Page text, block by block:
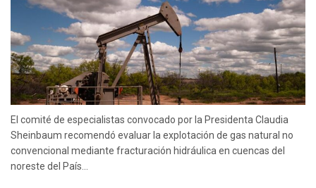
El comité de especialistas convocado por la Presidenta Claudia
Sheinbaum recomendó evaluar la explotación de gas natural no
convencional mediante fracturación hidráulica en cuencas del
noreste del País...